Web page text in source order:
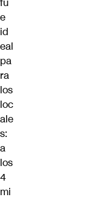
e
id
eal
pa
ra
los
loc
ale
s:
a
los
4
mi